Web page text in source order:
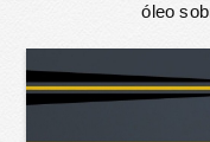
óleo